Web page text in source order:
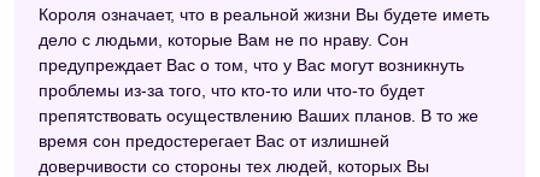
Короля означает, что в реальной жизни Вы будете иметь
дело с людьми, которые Вам не по нраву. Сон
предупреждает Вас о том, что у Вас могут возникнуть
проблемы из-за того, что кто-то или что-то будет
препятствовать осуществлению Ваших планов. В то же
время сон предостерегает Вас от излишней
доверчивости со стороны тех людей, которых Вы